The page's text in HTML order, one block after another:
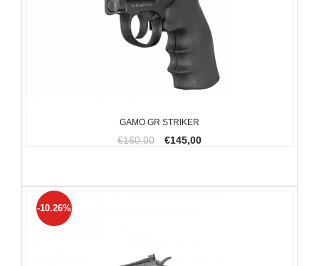
GAMO GR STRIKER
€160,00 €145,00
-10.26%